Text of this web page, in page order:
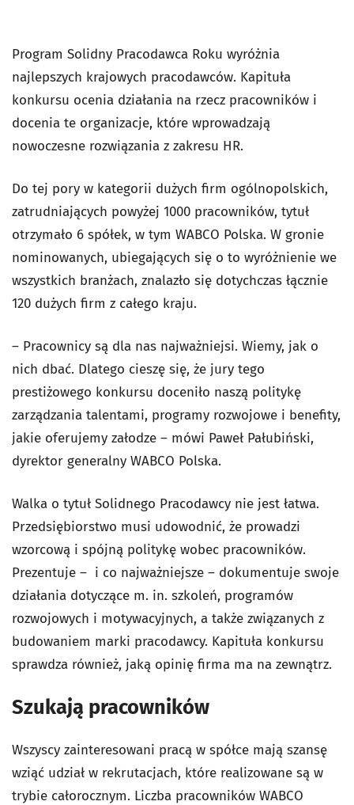
Program Solidny Pracodawca Roku wyróżnia
najlepszych krajowych pracodawców. Kapituła
konkursu ocenia działania na rzecz pracowników i
docenia te organizacje, które wprowadzają
nowoczesne rozwiązania z zakresu HR.
Do tej pory w kategorii dużych firm ogólnopolskich,
zatrudniających powyżej 1000 pracowników, tytuł
otrzymało 6 spółek, w tym WABCO Polska. W gronie
nominowanych, ubiegających się o to wyróżnienie we
wszystkich branżach, znalazło się dotychczas łącznie
120 dużych firm z całego kraju.
– Pracownicy są dla nas najważniejsi. Wiemy, jak o
nich dbać. Dlatego cieszę się, że jury tego
prestiżowego konkursu doceniło naszą politykę
zarządzania talentami, programy rozwojowe i benefity,
jakie oferujemy załodze – mówi Paweł Pałubiński,
dyrektor generalny WABCO Polska.
Walka o tytuł Solidnego Pracodawcy nie jest łatwa.
Przedsiębiorstwo musi udowodnić, że prowadzi
wzorcową i spójną politykę wobec pracowników.
Prezentuje – i co najważniejsze – dokumentuje swoje
działania dotyczące m. in. szkoleń, programów
rozwojowych i motywacyjnych, a także związanych z
budowaniem marki pracodawcy. Kapituła konkursu
sprawdza również, jaką opinię firma ma na zewnątrz.
Szukają pracowników
Wszyscy zainteresowani pracą w spółce mają szansę
wziąć udział w rekrutacjach, które realizowane są w
trybie całorocznym. Liczba pracowników WABCO